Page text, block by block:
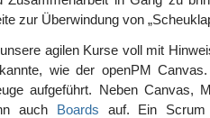
zur Überwindung von
agilen Kurse voll mit
wie der openPM Canvas.
aufgeführt. Neben Canvas,
auch Boards auf. Ein